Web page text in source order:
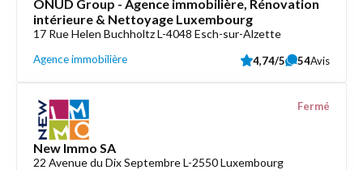
ONUD Group - Agence immobilière, Rénovation
intérieure & Nettoyage Luxembourg
17 Rue Helen Buchholtz L-4048 Esch-sur-Alzette
Agence immobilière 4,74/5 54Avis
New Immo SA
22 Avenue du Dix Septembre L-2550 Luxembourg
Fermé